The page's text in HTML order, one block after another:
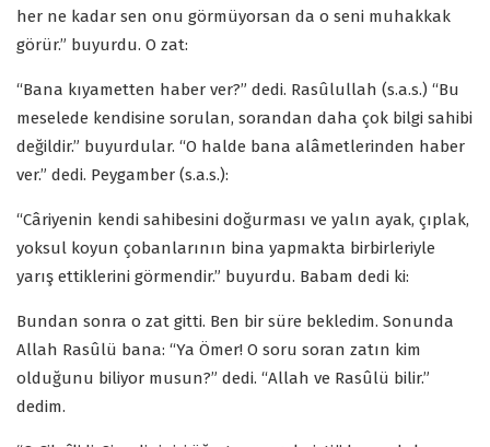
her ne kadar sen onu görmüyorsan da o seni muhakkak
görür.” buyurdu. O zat:
“Bana kıyametten haber ver?” dedi. Rasûlullah (s.a.s.) “Bu
meselede kendisine sorulan, sorandan daha çok bilgi sahibi
değildir.” buyurdular. “O halde bana alâmetlerinden haber
ver.” dedi. Peygamber (s.a.s.):
“Câriyenin kendi sahibesini doğurması ve yalın ayak, çıplak,
yoksul koyun çobanlarının bina yapmakta birbirleriyle
yarış ettiklerini görmendir.” buyurdu. Babam dedi ki:
Bundan sonra o zat gitti. Ben bir süre bekledim. Sonunda
Allah Rasûlü bana: “Ya Ömer! O soru soran zatın kim
olduğunu biliyor musun?” dedi. “Allah ve Rasûlü bilir.”
dedim.